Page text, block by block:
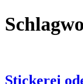
Stickerei